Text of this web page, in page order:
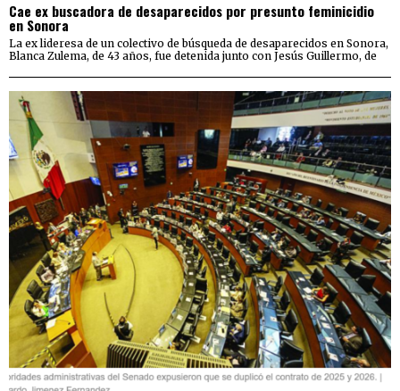
Cae ex buscadora de desaparecidos por presunto feminicidio
en Sonora
La ex lideresa de un colectivo de búsqueda de desaparecidos en Sonora,
Blanca Zulema, de 43 años, fue detenida junto con Jesús Guillermo, de